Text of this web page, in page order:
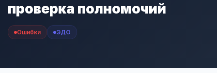
проверка полномочий
Ошибки ЭДО